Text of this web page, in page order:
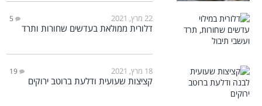
22 מרץ, 2021 5
דלורית ממולאת בעדשים שחורות ותרד
18 מרץ, 2021 19
קציצות שעועית ודלעת ברוטב ירוקים